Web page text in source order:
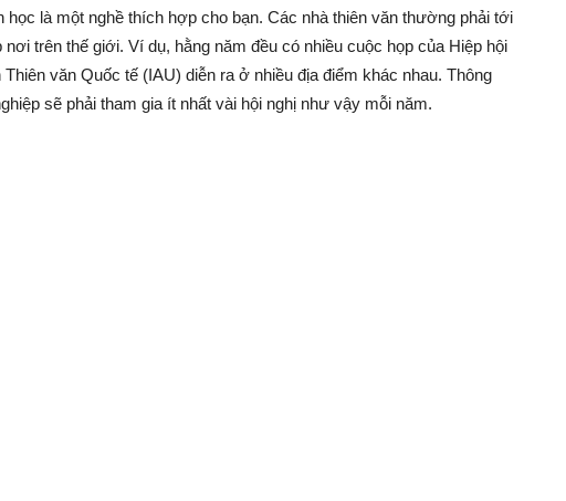
học là một nghề thích hợp cho bạn. Các nhà thiên văn thường phải tới
trên thế giới. Ví dụ, hằng năm đều có nhiều cuộc họp của Hiệp hội
văn Quốc tế (IAU) diễn ra ở nhiều địa điểm khác nhau. Thông
sẽ phải tham gia ít nhất vài hội nghị như vậy mỗi năm.